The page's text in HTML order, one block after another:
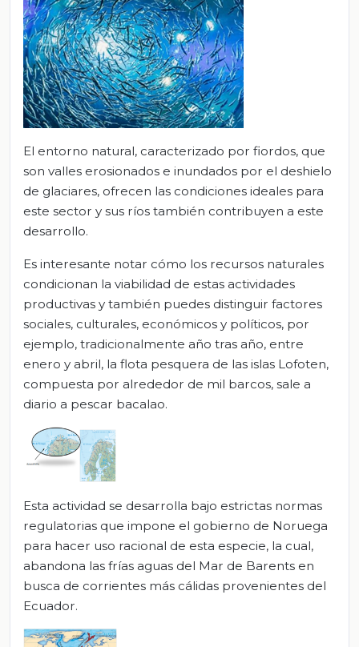
El entorno natural, caracterizado por fiordos, que
son valles erosionados e inundados por el deshielo
de glaciares, ofrecen las condiciones ideales para
este sector y sus ríos también contribuyen a este
desarrollo.
Es interesante notar cómo los recursos naturales
condicionan la viabilidad de estas actividades
productivas y también puedes distinguir factores
sociales, culturales, económicos y políticos, por
ejemplo, tradicionalmente año tras año, entre
enero y abril, la flota pesquera de las islas Lofoten,
compuesta por alrededor de mil barcos, sale a
diario a pescar bacalao.
Esta actividad se desarrolla bajo estrictas normas
regulatorias que impone el gobierno de Noruega
para hacer uso racional de esta especie, la cual,
abandona las frías aguas del Mar de Barents en
busca de corrientes más cálidas provenientes del
Ecuador.